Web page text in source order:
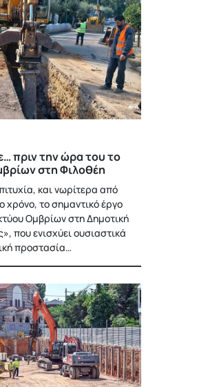
πριν την ώρα του το
στη Φιλοθέη
και νωρίτερα από
χρόνο, το σημαντικό έργο
Ομβρίων στη Δημοτική
που ενισχύει ουσιαστικά
προστασία…